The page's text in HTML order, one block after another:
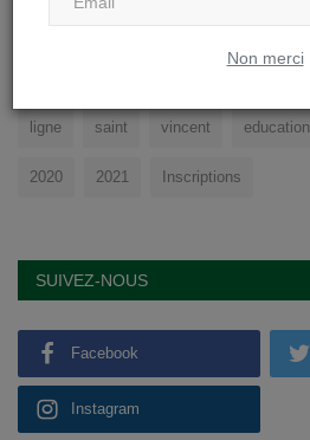
Non merci
TAGS
ligne saint vincent education
2020 2021 Inscriptions
SUIVEZ-NOUS
Facebook
Instagram